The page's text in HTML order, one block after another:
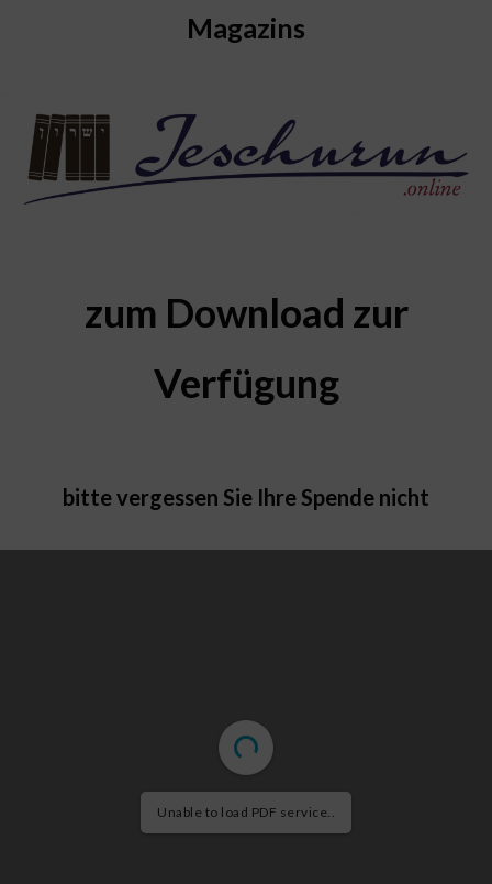
Magazins
zum Download zur
Verfügung
bitte vergessen Sie Ihre Spende nicht
Unable to load PDF service..